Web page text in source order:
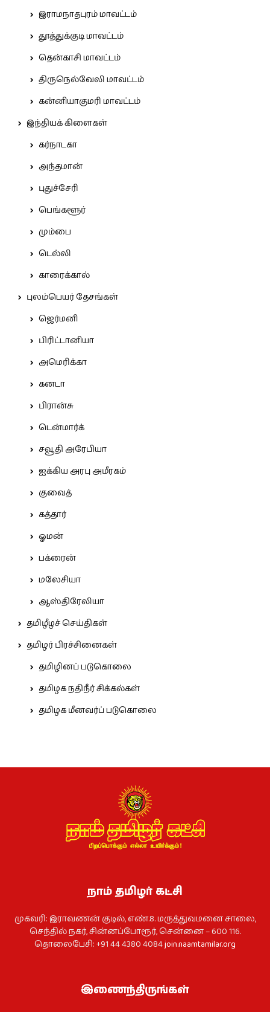
இராமநாதபுரம் மாவட்டம்
தூத்துக்குடி மாவட்டம்
தென்காசி மாவட்டம்
திருநெல்வேலி மாவட்டம்
கன்னியாகுமரி மாவட்டம்
இந்தியக் கிளைகள்
கர்நாடகா
அந்தமான்
புதுச்சேரி
பெங்களூர்
மும்பை
டெல்லி
காரைக்கால்
புலம்பெயர் தேசங்கள்
ஜெர்மனி
பிரிட்டானியா
அமெரிக்கா
கனடா
பிரான்சு
டென்மார்க்
சவூதி அரேபியா
ஐக்கிய அரபு அமீரகம்
குவைத்
கத்தார்
ஓமன்
பக்ரைன்
மலேசியா
ஆஸ்திரேலியா
தமிழீழச் செய்திகள்
தமிழர் பிரச்சினைகள்
தமிழினப் படுகொலை
தமிழக நதிநீர் சிக்கல்கள்
தமிழக மீனவர்ப் படுகொலை
நாம் தமிழர் கட்சி
முகவரி: இராவணன் குடில், எண்.8. மருத்துவமனை சாலை,
செந்தில் நகர், சின்னப்போரூர், சென்னை – 600 116.
தொலைபேசி: +91 44 4380 4084join.naamtamilar.org
இணைந்திருங்கள்